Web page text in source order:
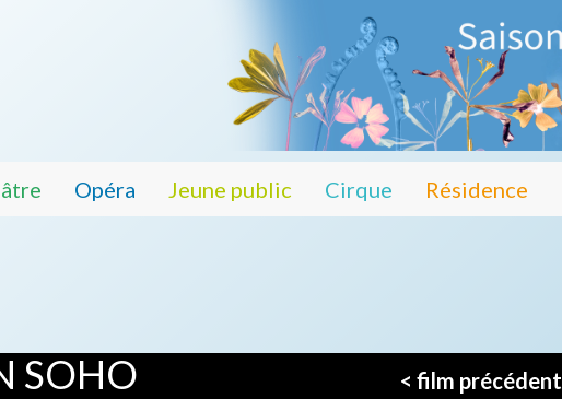
Opéra Jeune public Cirque Résidence
SOHO < film précédent